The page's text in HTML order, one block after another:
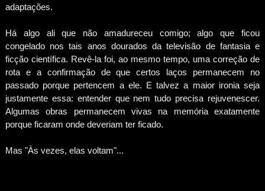
adaptações.
Há algo ali que não amadureceu comigo; algo que ficou
congelado nos tais anos dourados da televisão de fantasia e
ficção científica. Revê-la foi, ao mesmo tempo, uma correção de
rota e a confirmação de que certos laços permanecem no
passado porque pertencem a ele. E talvez a maior ironia seja
justamente essa: entender que nem tudo precisa rejuvenescer.
Algumas obras permanecem vivas na memória exatamente
porque ficaram onde deveriam ter ficado.
Mas "Às vezes, elas voltam"...